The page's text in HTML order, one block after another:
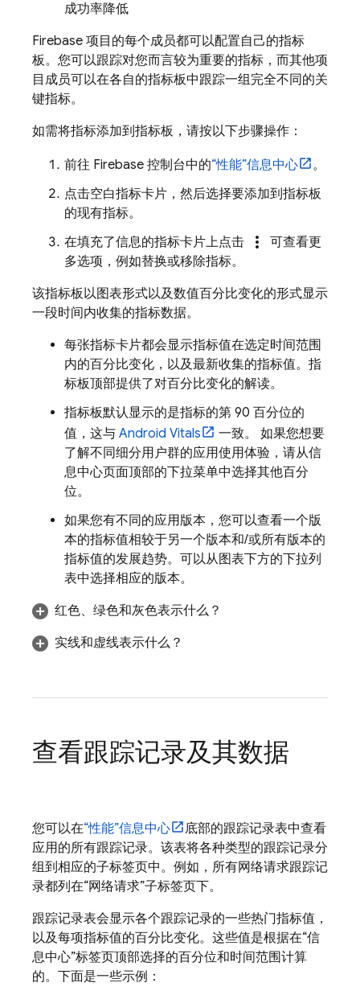
成功率降低
Firebase 项目的每个成员都可以配置自己的指标
板。您可以跟踪对您而言较为重要的指标，而其他项
目成员可以在各自的指标板中跟踪一组完全不同的关
键指标。
如需将指标添加到指标板，请按以下步骤操作：
前往 Firebase 控制台中的“性能”信息中心
。
点击空白指标卡片，然后选择要添加到指标板
的现有指标。
在填充了信息的指标卡片上点击
more_vert
可查看更
多选项，例如替换或移除指标。
该指标板以图表形式以及数值百分比变化的形式显示
一段时间内收集的指标数据。
每张指标卡片都会显示指标值在选定时间范围
内的百分比变化，以及最新收集的指标值。指
标板顶部提供了对百分比变化的解读。
指标板默认显示的是指标的第 90 百分位的
值，这与 Android Vitals
一致。 如果您想要
了解不同细分用户群的应用使用体验，请从信
息中心页面顶部的下拉菜单中选择其他百分
位。
如果您有不同的应用版本，您可以查看一个版
本的指标值相较于另一个版本和/或所有版本的
指标值的发展趋势。 可以从图表下方的下拉列
表中选择相应的版本。
红色、绿色和灰色表示什么？
实线和虚线表示什么？
查看跟踪记录及其数据
您可以在“性能”信息中心
底部的跟踪记录表中查看
应用的所有跟踪记录。该表将各种类型的跟踪记录分
组到相应的子标签页中。例如，所有网络请求跟踪记
录都列在“网络请求”子标签页下。
跟踪记录表会显示各个跟踪记录的一些热门指标值，
以及每项指标值的百分比变化。这些值是根据在“信
息中心”标签页顶部选择的百分位和时间范围计算
的。下面是一些示例：